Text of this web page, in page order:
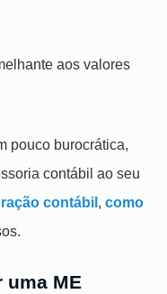
aos valores
pouco burocrática,
contábil ao seu
contábil , como
uma ME